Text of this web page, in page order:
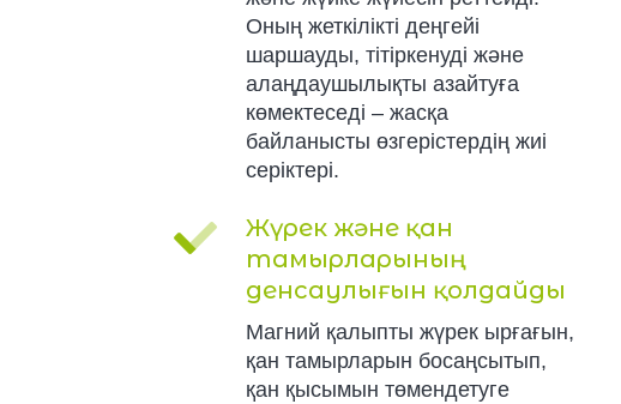
Оның жеткілікті деңгейі
шаршауды, тітіркенуді және
алаңдаушылықты азайтуға
көмектеседі – жасқа
байланысты өзгерістердің жиі
серіктері.
Жүрек және қан
тамырларының
денсаулығын қолдайды
Магний қалыпты жүрек ырғағын,
қан тамырларын босаңсытып,
қан қысымын төмендетуге